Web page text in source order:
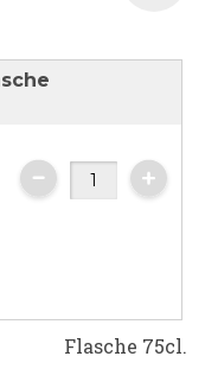
Flasche 75cl.